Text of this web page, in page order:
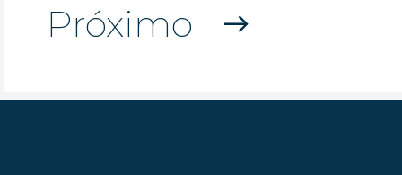
Próximo east